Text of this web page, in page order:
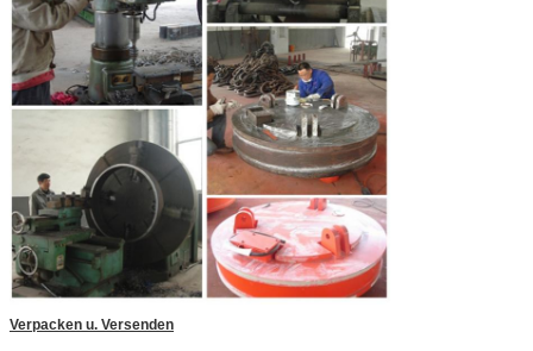
Verpacken u. Versenden